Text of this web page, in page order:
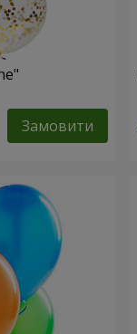
Замовити